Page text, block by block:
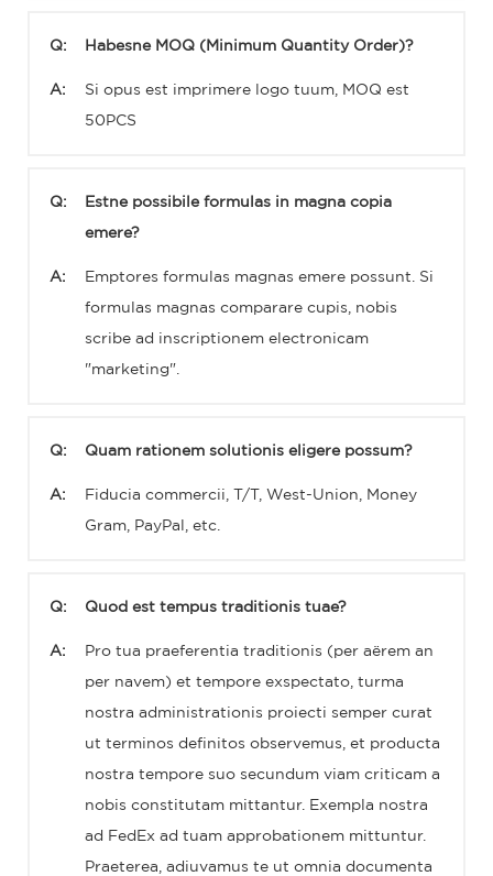
Q: Habesne MOQ (Minimum Quantity Order)?
A: Si opus est imprimere logo tuum, MOQ est
50PCS
Q: Estne possibile formulas in magna copia
emere?
A: Emptores formulas magnas emere possunt. Si
formulas magnas comparare cupis, nobis
scribe ad inscriptionem electronicam
"marketing".
Q: Quam rationem solutionis eligere possum?
A: Fiducia commercii, T/T, West-Union, Money
Gram, PayPal, etc.
Q: Quod est tempus traditionis tuae?
A: Pro tua praeferentia traditionis (per aërem an
per navem) et tempore exspectato, turma
nostra administrationis proiecti semper curat
ut terminos definitos observemus, et producta
nostra tempore suo secundum viam criticam a
nobis constitutam mittantur. Exempla nostra
ad FedEx ad tuam approbationem mittuntur.
Praeterea, adiuvamus te ut omnia documenta